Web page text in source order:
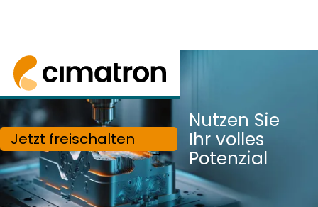
Cimatron CAD/CAM: Durchgängige Lösung
Nutzen Sie
Ihr volles
Potenzial
Jetzt freischalten